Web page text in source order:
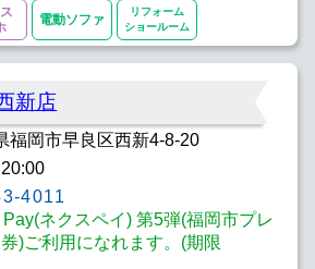
電動ソファ
リフォーム
ショールーム
新店
福岡市早良区西新4-8-20
4011
ネクスペイ) 第5弾(福岡市プレ
)ご利用になれます。(期限